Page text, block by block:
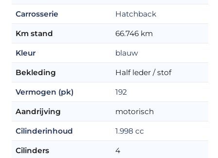
Carrosserie Hatchback
Km stand 66.746 km
Kleur blauw
Bekleding Half leder / stof
Vermogen (pk) 192
Aandrijving motorisch
Cilinderinhoud 1.998 cc
Cilinders 4